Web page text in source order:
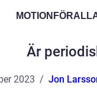
Är
2023 Jon